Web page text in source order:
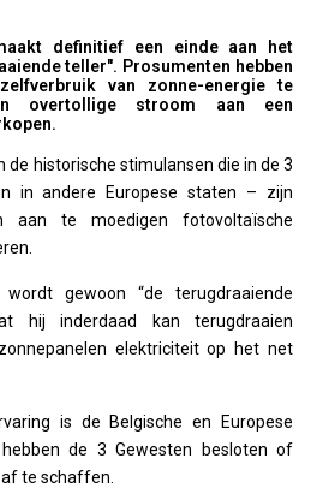
definitief een einde aan het
teller". Prosumenten hebben
van zonne-energie te
overtollige stroom aan een
de historische stimulansen die in de 3
in andere Europese staten – zijn
aan te moedigen fotovoltaïsche
wordt gewoon “de terugdraaiende
hij inderdaad kan terugdraaien
elektriciteit op het net
is de Belgische en Europese
de 3 Gewesten besloten of
te schaffen.